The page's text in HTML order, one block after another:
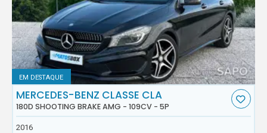
EM DESTAQUE
MERCEDES-BENZ CLASSE CLA
180D SHOOTING BRAKE AMG - 109CV - 5P
2016